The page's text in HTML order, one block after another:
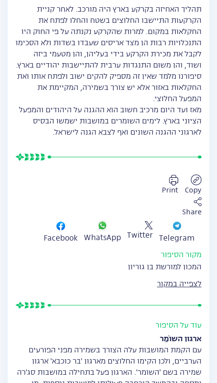
תהליך האחיזה בקרקע בארץ היה מורכב. לאחר קניית
הקרקעות התיישבו החלוצים בשטח והחלו לפתח את
החקלאות במקום. למרות שהקרקע נקנתה על פי החוק היו
התנכלויות רבות הן מצד אריסים שעבדו בשדות ולא הסכימו
לקבל את מכירת הקרקע בידי בעליהן, והן מטעמי ביזה
ושוד, והן משום התנגדות ערבית להתיישבות יהודיים בארץ.
סיפורנו מלמד שאין זה מספיק להקים ישוב ולפתח אותו ואת
החקלאות באזור אלא יש צורך בשמירה, המקיימת את
המפעל החלוצי.
מאז ועד היום מרכיב חשוב הוא ההגנה על היהודים והמפעל
הציוני בארץ. לימים השומרים במושבות ישמשו הבסיס
לארגוני ההגנה השונים ואף לצבא הגנה לישראל.
Copy
Print
Share
Telegram
Twitter
WhatsApp
Facebook
מקור הסיפור
המכון למורשת בן גוריון
לצפייה במקור
עוד על הסיפור
ארגון השוֹמֵר
עם הקמת המושבות עלה הצורך בשמירה מפני הפורעים
הערביים, ולכן הקימו החלוצים מארגון 'בר כוכבא' ארגון
שמירה בשם 'השומר'. הארגון פעל בתחילה במושבות סג'רה